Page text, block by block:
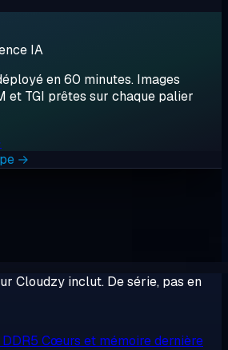
IA
en 60 minutes. Images
et TGI prêtes sur chaque palier
→
Cloudzy inclut. De série, pas en
DDR5 Cœurs et mémoire dernière